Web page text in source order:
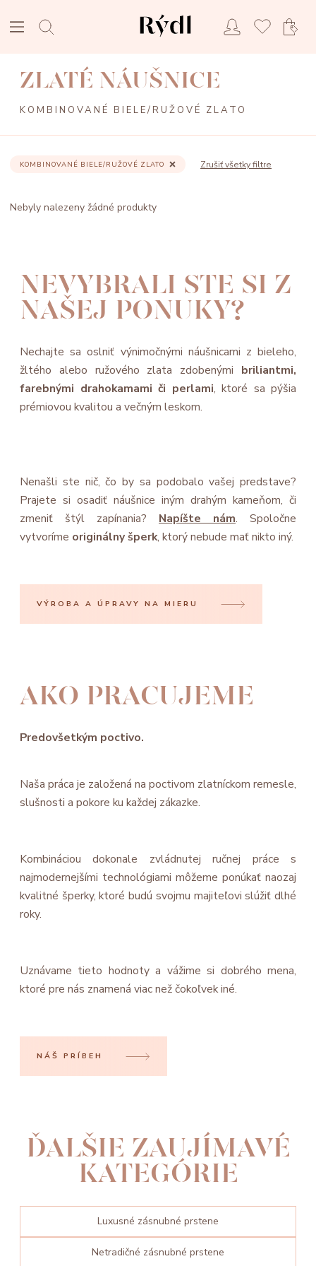
ZLATÉ NÁUŠNICE
KOMBINOVANÉ BIELE/RUŽOVÉ ZLATO
Zrušiť všetky filtre
KOMBINOVANÉ BIELE/RUŽOVÉ ZLATO
Nebyly nalezeny žádné produkty
NEVYBRALI STE SI Z
NAŠEJ PONUKY?
Nechajte sa oslniť výnimočnými náušnicami z bieleho,
žltého alebo ružového zlata zdobenými briliantmi,
farebnými drahokamami či perlami, ktoré sa pýšia
prémiovou kvalitou a večným leskom.
Nenašli ste nič, čo by sa podobalo vašej predstave?
Prajete si osadiť náušnice iným drahým kameňom, či
zmeniť štýl zapínania? Napíšte nám. Spoločne
vytvoríme originálny šperk, ktorý nebude mať nikto iný.
VÝROBA A ÚPRAVY NA MIERU
AKO PRACUJEME
Predovšetkým poctivo.
Naša práca je založená na poctivom zlatníckom remesle,
slušnosti a pokore ku každej zákazke.
Kombináciou dokonale zvládnutej ručnej práce s
najmodernejšími technológiami môžeme ponúkať naozaj
kvalitné šperky, ktoré budú svojmu majiteľovi slúžiť dlhé
roky.
Uznávame tieto hodnoty a vážime si dobrého mena,
ktoré pre nás znamená viac než čokoľvek iné.
NÁŠ PRÍBEH
ĎALŠIE ZAUJÍMAVÉ
KATEGÓRIE
Luxusné zásnubné prstene
Netradičné zásnubné prstene